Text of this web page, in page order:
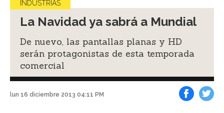
INDUSTRIAS
La Navidad ya sabrá a Mundial
De nuevo, las pantallas planas y HD
serán protagonistas de esta temporada
comercial
lun 16 diciembre 2013 04:11 PM